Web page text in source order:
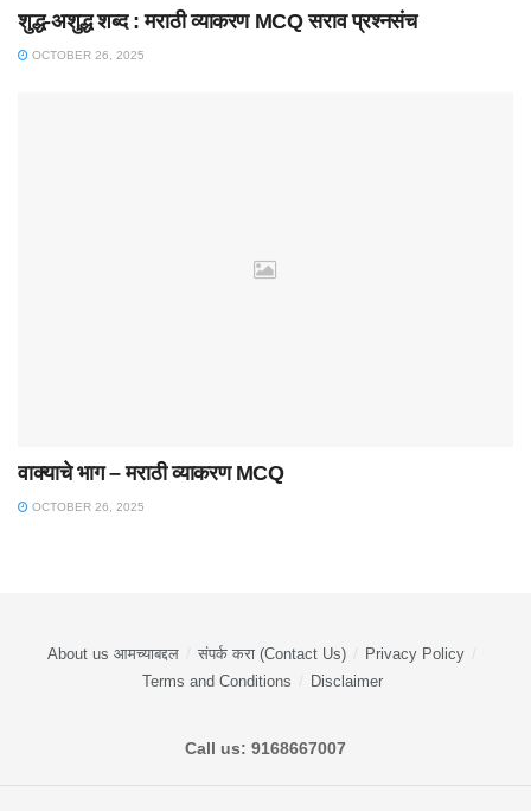
शुद्ध-अशुद्ध शब्द : मराठी व्याकरण MCQ सराव प्रश्नसंच
OCTOBER 26, 2025
वाक्याचे भाग – मराठी व्याकरण MCQ
OCTOBER 26, 2025
About us आमच्याबद्दल संपर्क करा (Contact Us)
Privacy Policy
Terms and Conditions
Disclaimer
Call us: 9168667007